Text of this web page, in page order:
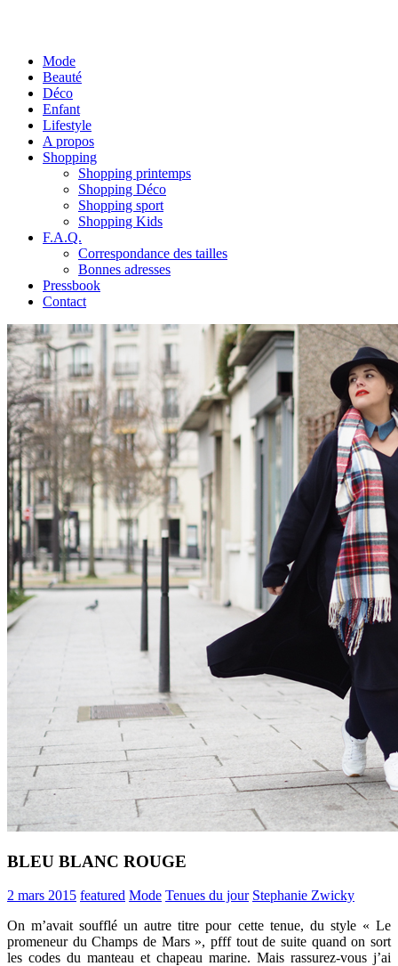
Mode
Beauté
Déco
Enfant
Lifestyle
A propos
Shopping
Shopping printemps
Shopping Déco
Shopping sport
Shopping Kids
F.A.Q.
Correspondance des tailles
Bonnes adresses
Pressbook
Contact
BLEU BLANC ROUGE
2 mars 2015 featured Mode Tenues du jour Stephanie Zwicky
On m’avait soufflé un autre titre pour cette tenue, du style « Le
promeneur du Champs de Mars », pfff tout de suite quand on sort
les codes du manteau et chapeau marine. Mais rassurez-vous j’ai